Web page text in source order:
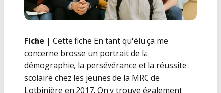
Fiche | Cette fiche En tant qu'élu ça me
concerne brosse un portrait de la
démographie, la persévérance et la réussite
scolaire chez les jeunes de la MRC de
Lotbinière en 2017. On y trouve également